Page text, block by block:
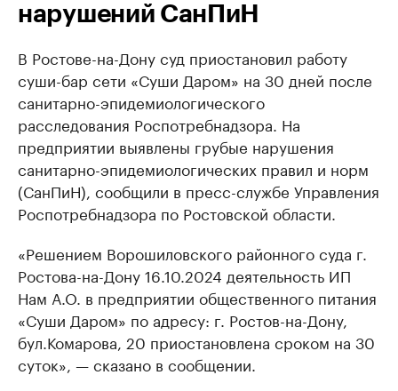
нарушений СанПиН
В Ростове-на-Дону суд приостановил работу
суши-бар сети «Суши Даром» на 30 дней после
санитарно-эпидемиологического
расследования Роспотребнадзора. На
предприятии выявлены грубые нарушения
санитарно-эпидемиологических правил и норм
(СанПиН), сообщили в пресс-службе Управления
Роспотребнадзора по Ростовской области.
«Решением Ворошиловского районного суда г.
Ростова-на-Дону 16.10.2024 деятельность ИП
Нам А.О. в предприятии общественного питания
«Суши Даром» по адресу: г. Ростов-на-Дону,
бул.Комарова, 20 приостановлена сроком на 30
суток», — сказано в сообщении.